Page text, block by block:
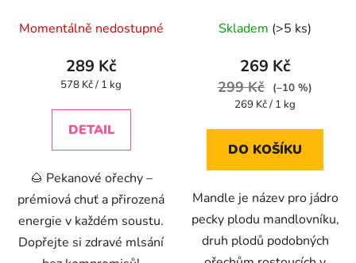
Momentálně nedostupné
289 Kč
Měrná
578 Kč / 1 kg
DETAIL
🌰 Pekanové ořechy –
prémiová chuť a přirozená
energie v každém soustu.
Dopřejte si zdravé mlsání
hodnocení
produktu
4,5
5
Skladem (>5 ks)
269 Kč
299 Kč
(–10 %)
Měrná
269 Kč / 1 kg
DO KOŠÍKU
Mandle je název pro jádro
pecky plodu mandlovníku,
druh plodů podobných